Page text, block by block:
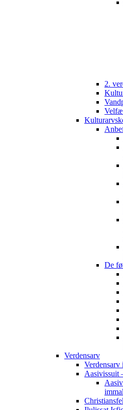
2.
De
Verdensarv
Aasivissuit